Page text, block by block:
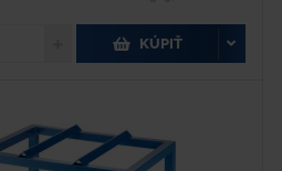
KÚPIŤ